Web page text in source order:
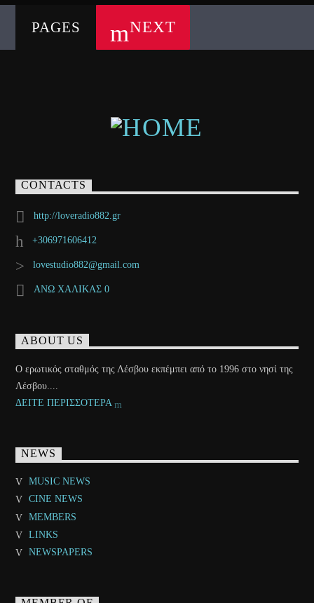
PAGES NEXT
CONTACTS
http://loveradio882.gr
+306971606412
lovestudio882@gmail.com
ΑΝΩ ΧΑΛΙΚΑΣ 0
ABOUT US
Ο ερωτικός σταθμός της Λέσβου εκπέμπει από το 1996 στο νησί της
Λέσβου....
ΔΕΙΤΕ ΠΕΡΙΣΣΟΤΕΡΑ
NEWS
MUSIC NEWS
CINE NEWS
MEMBERS
LINKS
NEWSPAPERS